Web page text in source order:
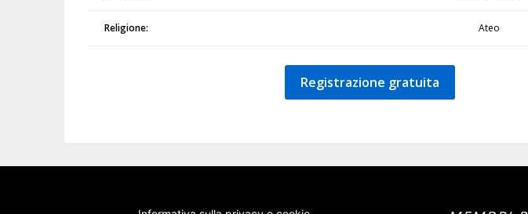
Religione: Ateo
Registrazione gratuita